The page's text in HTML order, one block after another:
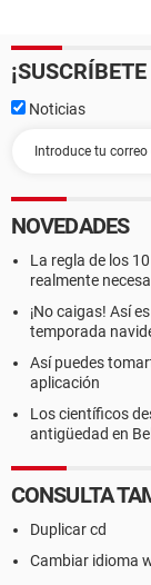
Noticias
NOVEDADES
La regla de los
realmente
¡No caigas! Así
temporada
Así puedes
aplicación
Los científicos
antigüedad en
CONSULTA
Duplicar cd
Cambiar idioma